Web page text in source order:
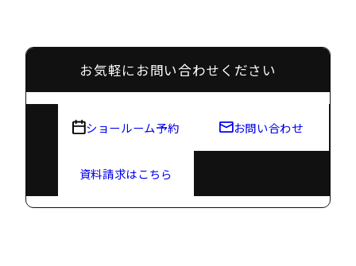
お気軽にお問い合わせください
ショールーム予約 お問い合わせ
資料請求はこちら